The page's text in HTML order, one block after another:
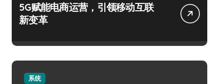
5G赋能电商运营，引领移动互联
新变革
系统